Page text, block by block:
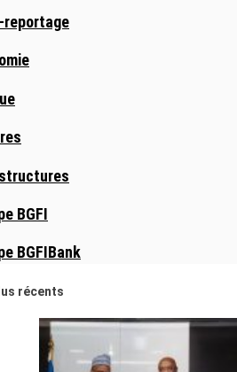
reportage
BGFI
BGFIBank
récents